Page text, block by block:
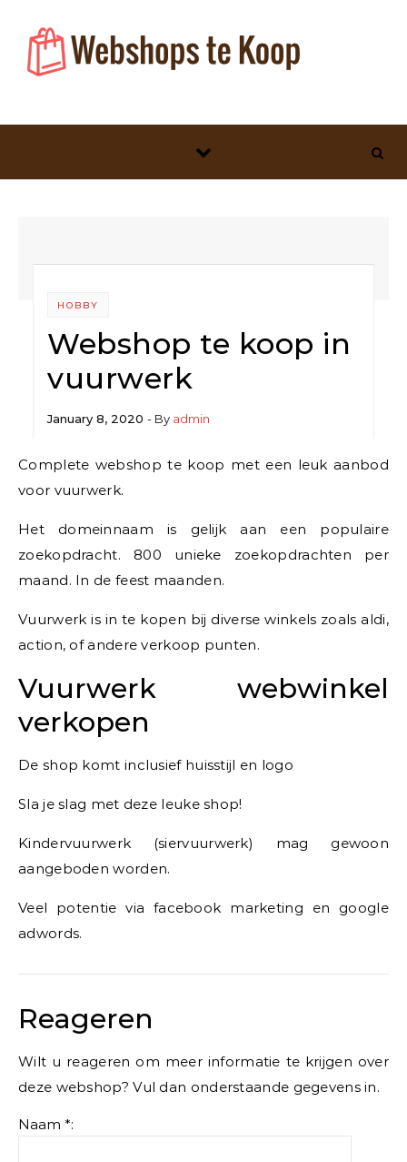
HOBBY
Webshop te koop in
vuurwerk
January 8, 2020 - By admin
Complete webshop te koop met een leuk aanbod
voor vuurwerk.
Het domeinnaam is gelijk aan een populaire
zoekopdracht. 800 unieke zoekopdrachten per
maand. In de feest maanden.
Vuurwerk is in te kopen bij diverse winkels zoals aldi,
action, of andere verkoop punten.
Vuurwerk webwinkel
verkopen
De shop komt inclusief huisstijl en logo
Sla je slag met deze leuke shop!
Kindervuurwerk (siervuurwerk) mag gewoon
aangeboden worden.
Veel potentie via facebook marketing en google
adwords.
Reageren
Wilt u reageren om meer informatie te krijgen over
deze webshop? Vul dan onderstaande gegevens in.
Naam *: